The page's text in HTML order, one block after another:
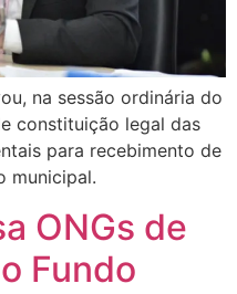
na sessão ordinária do
constituição legal das
para recebimento de
municipal.
ONGs de
Fundo